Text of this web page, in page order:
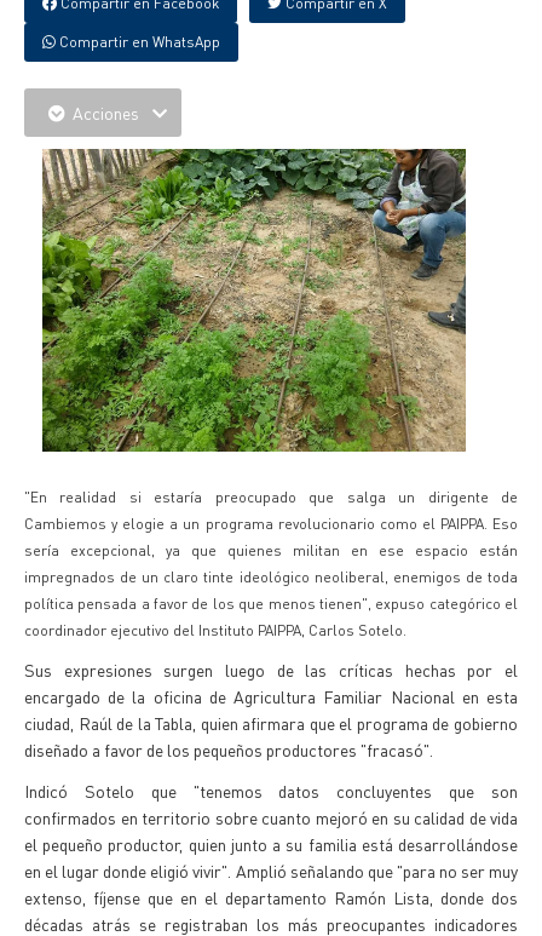
Compartir en WhatsApp
Acciones
"En realidad si estaría preocupado que salga un dirigente de
Cambiemos y elogie a un programa revolucionario como el PAIPPA. Eso
sería excepcional, ya que quienes militan en ese espacio están
impregnados de un claro tinte ideológico neoliberal, enemigos de toda
política pensada a favor de los que menos tienen", expuso categórico el
coordinador ejecutivo del Instituto PAIPPA, Carlos Sotelo.
Sus expresiones surgen luego de las críticas hechas por el
encargado de la oficina de Agricultura Familiar Nacional en esta
ciudad, Raúl de la Tabla, quien afirmara que el programa de gobierno
diseñado a favor de los pequeños productores "fracasó".
Indicó Sotelo que "tenemos datos concluyentes que son
confirmados en territorio sobre cuanto mejoró en su calidad de vida
el pequeño productor, quien junto a su familia está desarrollándose
en el lugar donde eligió vivir". Amplió señalando que "para no ser muy
extenso, fíjense que en el departamento Ramón Lista, donde dos
décadas atrás se registraban los más preocupantes indicadores